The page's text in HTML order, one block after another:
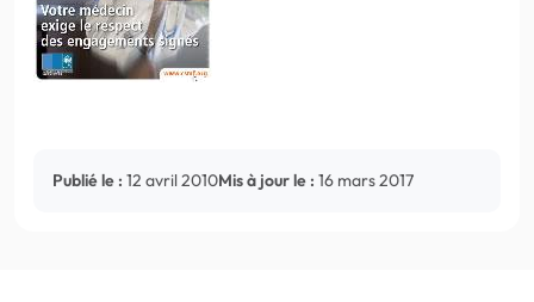
Publié le : 12 avril 2010Mis à jour le : 16 mars 2017